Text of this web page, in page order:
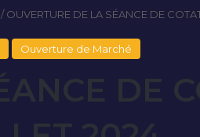
/ OUVERTURE DE LA SÉANCE DE
Ouverture de Marché